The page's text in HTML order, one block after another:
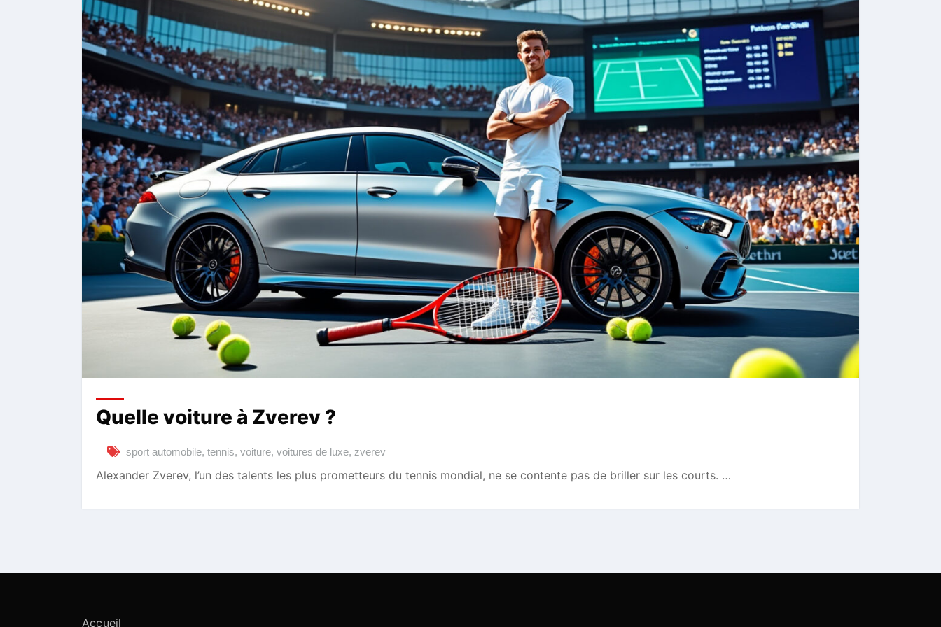
Quelle voiture à Zverev ?
sport automobile, tennis, voiture, voitures de luxe, zverev
Alexander Zverev, l’un des talents les plus prometteurs du tennis mondial, ne se contente pas de briller sur les courts. …
Accueil